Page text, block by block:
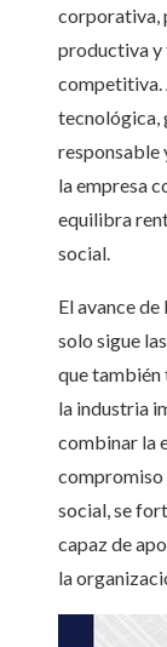
corporativa,
productiva y
competitiva.
tecnológica,
responsable
la empresa
equilibra
social.
El avance
solo sigue
que también
la industria
combinar la
compromiso
social, se
capaz de
la